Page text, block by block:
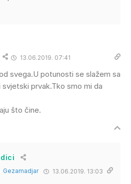
13.06.2019. 07:41
svega.U potunosti se slažem sa
prvak.Tko smo mi da
što čine.
Gezamadjar 13.06.2019. 13:03